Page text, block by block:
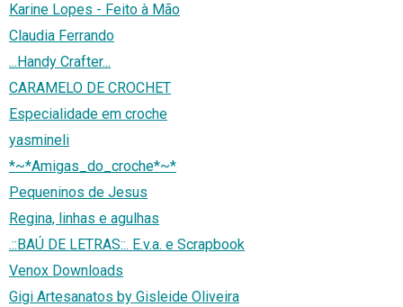
Karine Lopes - Feito à Mão
Claudia Ferrando
...Handy Crafter...
CARAMELO DE CROCHET
Especialidade em croche
yasmineli
*~*Amigas_do_croche*~*
Pequeninos de Jesus
Regina, linhas e agulhas
.::BAÚ DE LETRAS::. E.v.a. e Scrapbook
Venox Downloads
Gigi Artesanatos by Gisleide Oliveira